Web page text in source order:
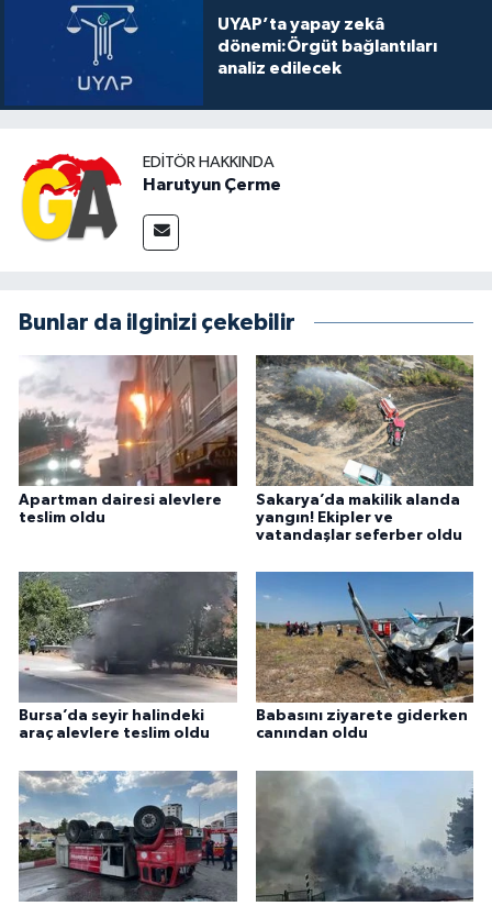
UYAP’ta yapay zekâ
dönemi:Örgüt bağlantıları
analiz edilecek
EDITÖR HAKKINDA
Harutyun Çerme
Bunlar da ilginizi çekebilir
Apartman dairesi alevlere
teslim oldu
Sakarya’da makilik alanda
yangın! Ekipler ve
vatandaşlar seferber oldu
Bursa’da seyir halindeki
araç alevlere teslim oldu
Babasını ziyarete giderken
canından oldu